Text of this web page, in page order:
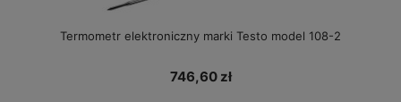
Termometr elektroniczny marki Testo model 108-2
746,60 zł